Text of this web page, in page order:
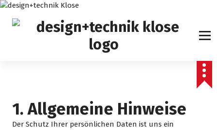
Z
1. Allgemeine Hinweise
Der Schutz Ihrer persönlichen Daten ist uns ein